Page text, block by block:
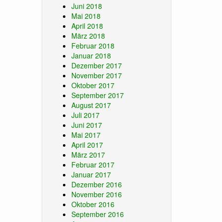
Juni 2018
Mai 2018
April 2018
März 2018
Februar 2018
Januar 2018
Dezember 2017
November 2017
Oktober 2017
September 2017
August 2017
Juli 2017
Juni 2017
Mai 2017
April 2017
März 2017
Februar 2017
Januar 2017
Dezember 2016
November 2016
Oktober 2016
September 2016